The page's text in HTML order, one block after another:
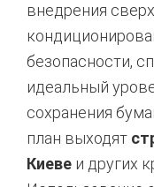
внедрения
безопасности,
идеальный
сохранения
план выходят
Киеве и других